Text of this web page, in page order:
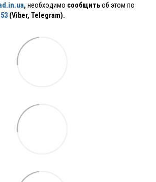
, необходимо сообщитьоб этом по
(Viber, Telegram).